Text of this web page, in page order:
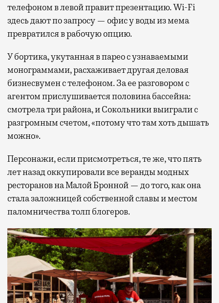
телефоном в левой правит презентацию. Wi-Fi
здесь дают по запросу — офис у воды из мема
превратился в рабочую опцию.
У бортика, укутанная в парео с узнаваемыми
монограммами, расхаживает другая деловая
бизнесвумен с телефоном. За ее разговором с
агентом прислушивается половина бассейна:
смотрела три района, и Сокольники выиграли с
разгромным счетом, «потому что там хоть дышать
можно».
Персонажи, если присмотреться, те же, что пять
лет назад оккупировали все веранды модных
ресторанов на Малой Бронной — до того, как она
стала заложницей собственной славы и местом
паломничества толп блогеров.